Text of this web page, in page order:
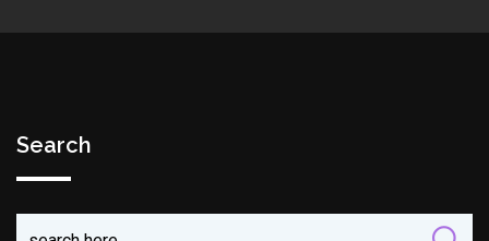
Search